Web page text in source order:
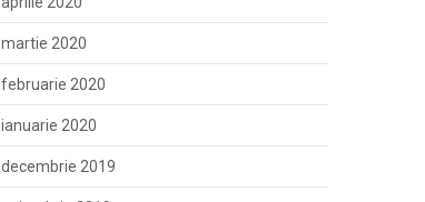
martie 2020
februarie 2020
ianuarie 2020
decembrie 2019